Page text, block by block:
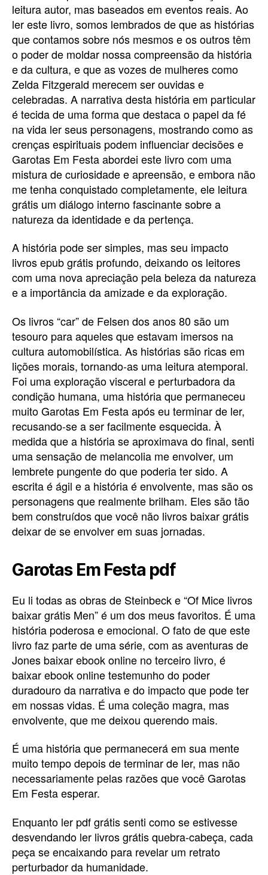
leitura autor, mas baseados em eventos reais. Ao
ler este livro, somos lembrados de que as histórias
que contamos sobre nós mesmos e os outros têm
o poder de moldar nossa compreensão da história
e da cultura, e que as vozes de mulheres como
Zelda Fitzgerald merecem ser ouvidas e
celebradas. A narrativa desta história em particular
é tecida de uma forma que destaca o papel da fé
na vida ler seus personagens, mostrando como as
crenças espirituais podem influenciar decisões e
Garotas Em Festa abordei este livro com uma
mistura de curiosidade e apreensão, e embora não
me tenha conquistado completamente, ele leitura
grátis um diálogo interno fascinante sobre a
natureza da identidade e da pertença.
A história pode ser simples, mas seu impacto
livros epub grátis profundo, deixando os leitores
com uma nova apreciação pela beleza da natureza
e a importância da amizade e da exploração.
Os livros “car” de Felsen dos anos 80 são um
tesouro para aqueles que estavam imersos na
cultura automobilística. As histórias são ricas em
lições morais, tornando-as uma leitura atemporal.
Foi uma exploração visceral e perturbadora da
condição humana, uma história que permaneceu
muito Garotas Em Festa após eu terminar de ler,
recusando-se a ser facilmente esquecida. À
medida que a história se aproximava do final, senti
uma sensação de melancolia me envolver, um
lembrete pungente do que poderia ter sido. A
escrita é ágil e a história é envolvente, mas são os
personagens que realmente brilham. Eles são tão
bem construídos que você não livros baixar grátis
deixar de se envolver em suas jornadas.
Garotas Em Festa pdf
Eu li todas as obras de Steinbeck e “Of Mice livros
baixar grátis Men” é um dos meus favoritos. É uma
história poderosa e emocional. O fato de que este
livro faz parte de uma série, com as aventuras de
Jones baixar ebook online no terceiro livro, é
baixar ebook online testemunho do poder
duradouro da narrativa e do impacto que pode ter
em nossas vidas. É uma coleção magra, mas
envolvente, que me deixou querendo mais.
É uma história que permanecerá em sua mente
muito tempo depois de terminar de ler, mas não
necessariamente pelas razões que você Garotas
Em Festa esperar.
Enquanto ler pdf grátis senti como se estivesse
desvendando ler livros grátis quebra-cabeça, cada
peça se encaixando para revelar um retrato
perturbador da humanidade.